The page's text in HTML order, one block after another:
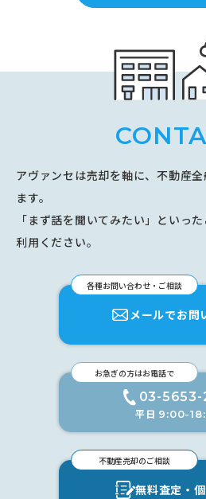
アヴァンセは売却を軸に、不動産
ます。
「まず話を聞いてみたい」といっ
利用ください。
各種お問い合わせ・ご相談
メールでお問
お急ぎの方はお電話で
03-5653-
平日 9:00-
不動産売却のご相談
無料査定・